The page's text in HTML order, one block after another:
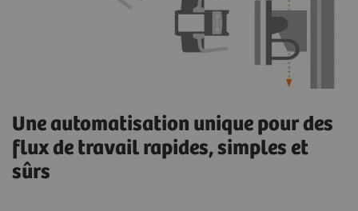
Une automatisation unique pour des
flux de travail rapides, simples et
sûrs